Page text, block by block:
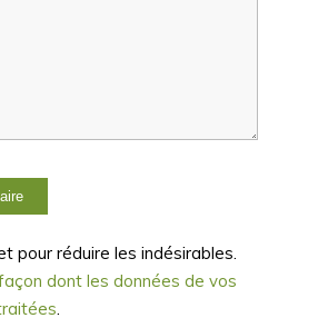
pour réduire les indésirables.
dont les données de vos